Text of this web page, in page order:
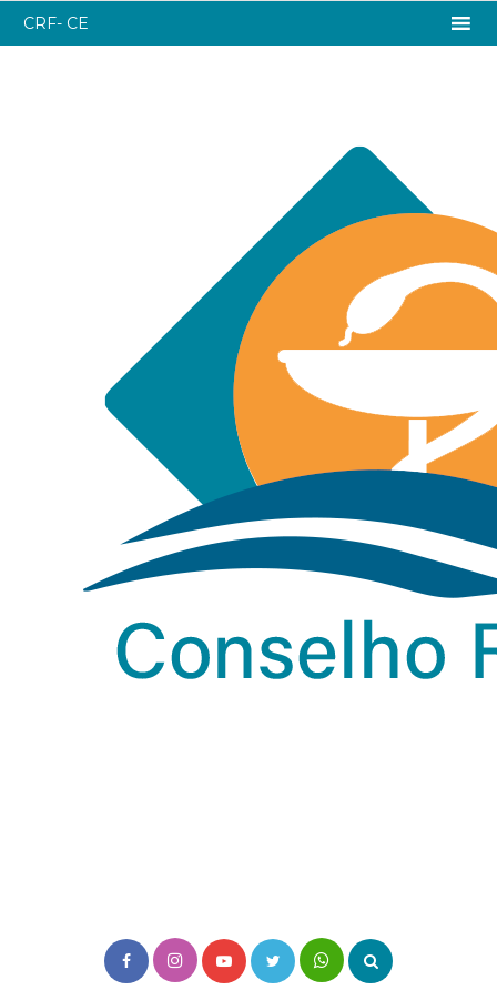
CRF- CE